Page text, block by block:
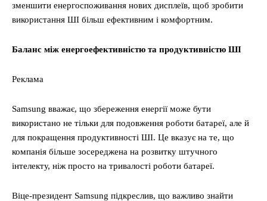
зменшити енергоспоживання нових дисплеїв, щоб зробити
використання ШІ більш ефективним і комфортним.
Баланс між енергоефективністю та продуктивністю ШІ
Реклама
Samsung вважає, що збереження енергії може бути
використано не тільки для подовження роботи батареї, але й
для покращення продуктивності ШІ. Це вказує на те, що
компанія більше зосереджена на розвитку штучного
інтелекту, ніж просто на тривалості роботи батареї.
Віце-президент Samsung підкреслив, що важливо знайти